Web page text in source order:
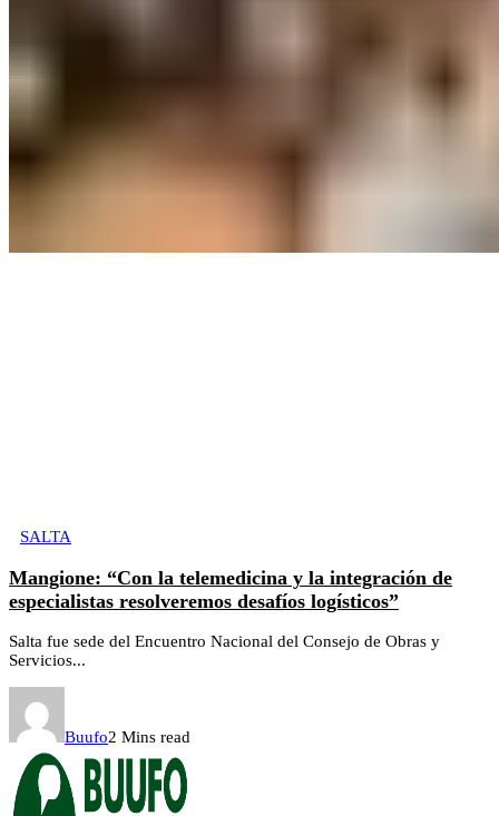
SALTA
Mangione: “Con la telemedicina y la integración de
especialistas resolveremos desafíos logísticos”
Salta fue sede del Encuentro Nacional del Consejo de Obras y
Servicios...
Buufo2 Mins read